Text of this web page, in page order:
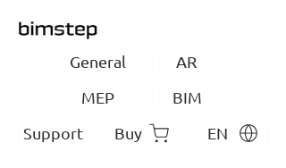
General
AR
MEP
BIM
Support
Buy EN